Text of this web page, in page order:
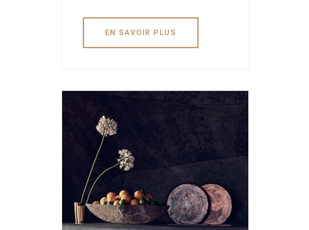
EN SAVOIR PLUS